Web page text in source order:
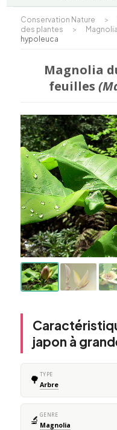
Conservation Nature >
des plantes
>
hypoleuca
Magnolia
feuilles
japon à
🌳 TYPE
Arbre
🔬 GENRE
Magnolia